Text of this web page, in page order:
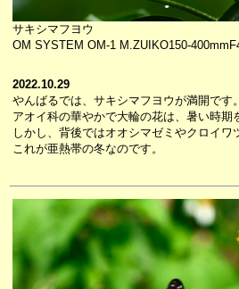
サキシマフヨウ
OM SYSTEM OM-1 M.ZUIKO150-
2022.10.29
やんばるでは、サキシマフヨウが満開です。
アオイ科の華やかで大輪の花は、暑い時
しかし、背後ではオオシマゼミやクロイワ
これが亜熱帯の冬なのです。